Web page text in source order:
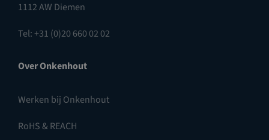
1112 AW Diemen
Tel: +31 (0)20 660 02 02
Over Onkenhout
Werken bij Onkenhout
RoHS & REACH